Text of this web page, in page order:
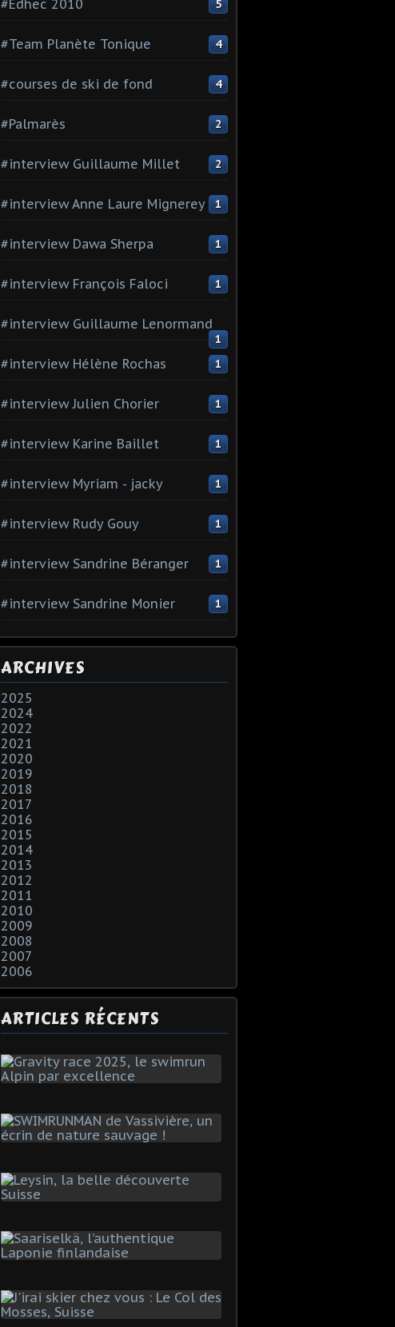
#Edhec 2010 5
#Team Planète Tonique 4
#courses de ski de fond 4
#Palmarès 2
#interview Guillaume Millet 2
#interview Anne Laure Mignerey 1
#interview Dawa Sherpa 1
#interview François Faloci 1
#interview Guillaume Lenormand
1
#interview Hélène Rochas 1
#interview Julien Chorier 1
#interview Karine Baillet 1
#interview Myriam - jacky 1
#interview Rudy Gouy 1
#interview Sandrine Béranger 1
#interview Sandrine Monier 1
ARCHIVES
2025
2024
2022
2021
2020
2019
2018
2017
2016
2015
2014
2013
2012
2011
2010
2009
2008
2007
2006
ARTICLES RÉCENTS